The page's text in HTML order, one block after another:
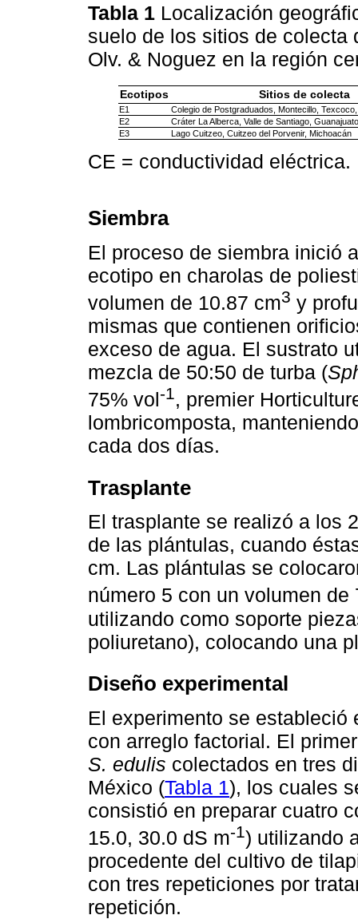
Tabla 1 Localización
suelo de los sitios de
Olv. & Noguez en la región
Ecotipos Sitios de colecta
E1
Colegio de Postgraduados, Montecillo,
E2
Cráter La Alberca, Valle de Santiago, Guanajuato
E3
Lago Cuitzeo, Cuitzeo del Porvenir, Michoacán
CE = conductividad eléctrica.
Siembra
El proceso de siembra inició
ecotipo en charolas de
volumen de 10.87 cm3 y
mismas que contienen
exceso de agua. El sustrato
mezcla de 50:50 de turba (
75% vol-1, premier
lombricomposta,
cada dos días.
Trasplante
El trasplante se realizó a los
de las plántulas, cuando
cm. Las plántulas se
número 5 con un volumen de
utilizando como soporte
poliuretano), colocando una
Diseño experimental
El experimento se estableció
con arreglo factorial. El
S. edulis colectados en tres
México (Tabla 1), los cuales
consistió en preparar cuatro
15.0, 30.0 dS m-1) utilizando
procedente del cultivo de
con tres repeticiones por
repetición.